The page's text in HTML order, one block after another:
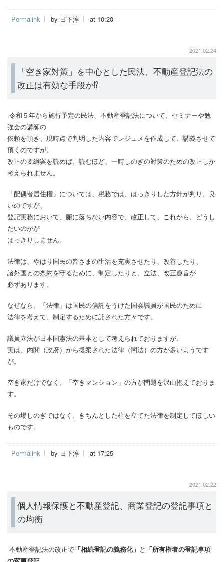
Permalink by 日下淳 at 10:20
2021.02.24
「空き家対策」を中心とした民法、不動産登記法の
改正は有効な手段か⁉
令和５年から施行予定の民法、不動産登記法について、セミナーや勉
強会の講師の
依頼を頂き、現時点で判明した内容でレジュメを作成して、講義させて
頂くのですが、
改正の要綱案を読めば、読むほど、一時しのぎの対策のための改正しか
考えられません。
「配偶者居住権」については、税務では、はっきりした方針が判り、良
いのですが、
登記実務において、腑に落ちない内容で、改正して、これから、どうし
たいのかが
はっきりしません。
法律は、やはり国民の皆さまの生活を充実させたり、改善したり、
諸外国との条約を守るために、制定したりと、立法、改正趣旨が
必ずあります。
なぜなら、「法律」は国民の信託をうけた国会議員が国民のために
法律を考えて、制定するために託された方々です。
議員立法が日本国憲法の基本として考えられておりますが、
実は、内閣（政府）から提案された法律（閣法）の方が多いようです
が。
空き家だけでなく、「空きマンション」の方が問題を沢山抱えておりま
す。
その場しのぎではなく、きちんとした柱を立てた法律を制定してほしい
ものです。
Permalink by 日下淳 at 17:25
2021.02.22
個人情報保護と不動産登記、商業登記の登記事項と
の均衡
不動産登記法の改正で 「相続登記の義務化」 と 「所有権者の登記事項